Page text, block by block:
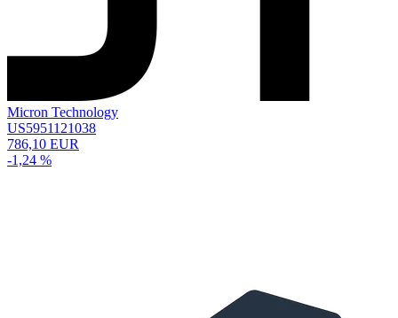
Micron Technology
US5951121038
786,10 EUR
-1,24 %